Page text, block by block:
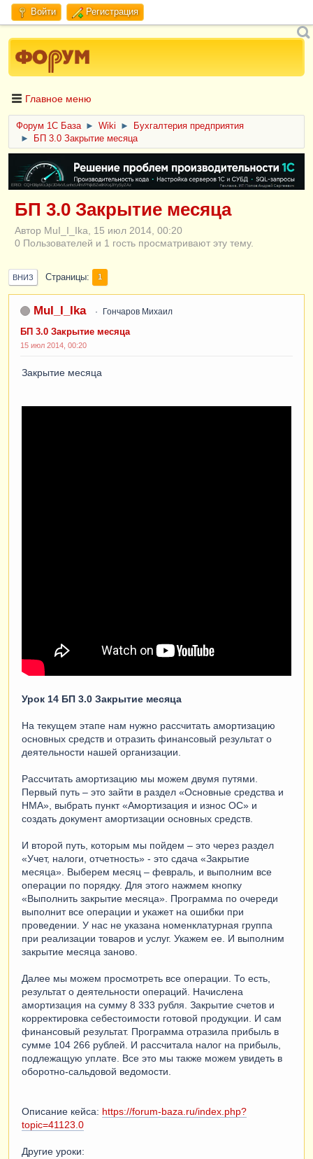
Войти Регистрация
Главное меню
Форум 1C База ► Wiki ►
Бухгалтерия предприятия
►
БП 3.0 Закрытие месяца
ERID: CQH36pWzJqVJD4xVLsnhcU4hVPNjkBZe8KKxjJiYySyZAz
БП 3.0 Закрытие месяца
Автор MuI_I_Ika, 15 июл 2014, 00:20
0 Пользователей и 1 гость просматривают эту тему.
ВНИЗ Страницы 1
MuI_I_Ika Гончаров Михаил
БП 3.0 Закрытие месяца
15 июл 2014, 00:20
Закрытие месяца
Урок 14 БП 3.0 Закрытие месяца
На текущем этапе нам нужно рассчитать амортизацию
основных средств и отразить финансовый результат о
деятельности нашей организации.
Рассчитать амортизацию мы можем двумя путями.
Первый путь – это зайти в раздел «Основные средства и
НМА», выбрать пункт «Амортизация и износ ОС» и
создать документ амортизации основных средств.
И второй путь, которым мы пойдем – это через раздел
«Учет, налоги, отчетность» - это сдача «Закрытие
месяца». Выберем месяц – февраль, и выполним все
операции по порядку. Для этого нажмем кнопку
«Выполнить закрытие месяца». Программа по очереди
выполнит все операции и укажет на ошибки при
проведении. У нас не указана номенклатурная группа
при реализации товаров и услуг. Укажем ее. И выполним
закрытие месяца заново.
Далее мы можем просмотреть все операции. То есть,
результат о деятельности операций. Начислена
амортизация на сумму 8 333 рубля. Закрытие счетов и
корректировка себестоимости готовой продукции. И сам
финансовый результат. Программа отразила прибыль в
сумме 104 266 рублей. И рассчитала налог на прибыль,
подлежащую уплате. Все это мы также можем увидеть в
оборотно-сальдовой ведомости.
Описание кейса: https://forum-baza.ru/index.php?
topic=41123.0
Другие уроки: